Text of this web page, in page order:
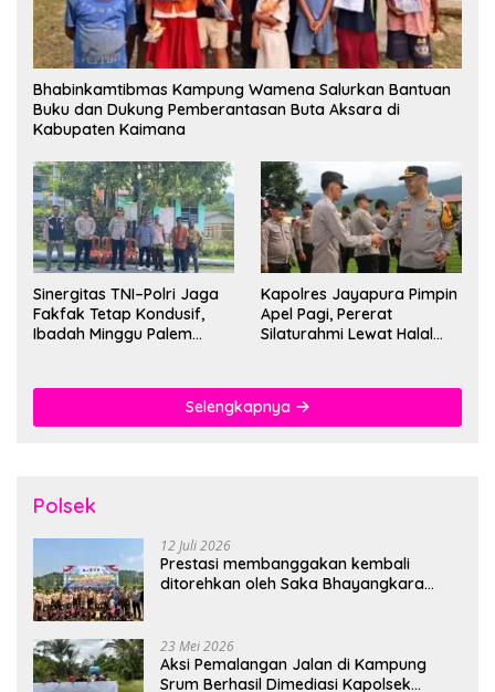
Bhabinkamtibmas Kampung Wamena Salurkan Bantuan
Buku dan Dukung Pemberantasan Buta Aksara di
Kabupaten Kaimana
Sinergitas TNI–Polri Jaga
Fakfak Tetap Kondusif,
Ibadah Minggu Palem
Kapolres Jayapura Pimpin
Apel Pagi, Pererat
Silaturahmi Lewat Halal
Selengkapnya
Polsek
12 Juli 2026
Prestasi membanggakan kembali
ditorehkan oleh Saka Bhayangkara
23 Mei 2026
Aksi Pemalangan Jalan di Kampung
Srum Berhasil Dimediasi Kapolsek